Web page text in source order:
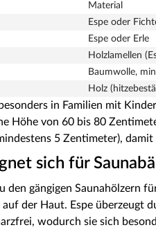
Material
Espe oder
Espe oder Erle
Holzlamellen
Baumwolle,
Holz
in Familien mit
Höhe von 60 bis 80
5 Zentimeter),
sich für
den gängigen Saunahölzern
auf der Haut. Espe überzeugt
wodurch sie sich